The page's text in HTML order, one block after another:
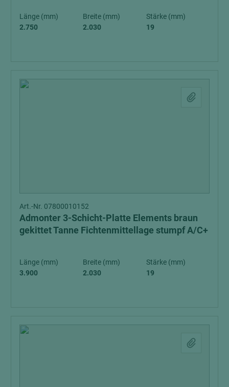
Länge (mm)
2.750
Breite (mm)
2.030
Stärke (mm)
19
Art.-Nr. 07800010152
Admonter 3-Schicht-Platte Elements braun
gekittet Tanne Fichtenmittellage stumpf A/C+
Länge (mm)
3.900
Breite (mm)
2.030
Stärke (mm)
19